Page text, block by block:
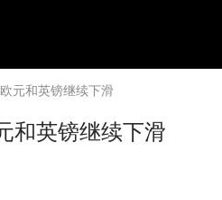
元和英镑继续下滑
和英镑继续下滑